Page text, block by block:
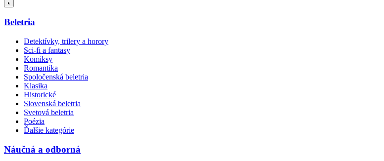
Beletria
Detektívky, trilery a horory
Sci-fi a fantasy
Komiksy
Romantika
Spoločenská beletria
Klasika
Historické
Slovenská beletria
Svetová beletria
Poézia
Ďalšie kategórie
Náučná a odborná